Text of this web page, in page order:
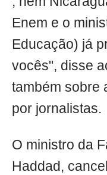
Enem e o
Educação) já
vocês", disse
também sobre
por jornalistas.
O ministro da
Haddad,